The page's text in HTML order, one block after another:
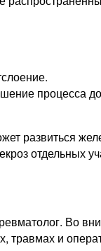
процесса
развиться
отдельных
Во
травмах и